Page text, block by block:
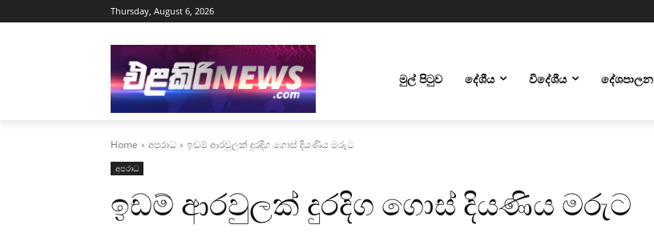
Thursday, August 6, 2026
මුල් පිටුව දේශීය විදේශීය දේශපාලන
Home අපරාධ ඉඩම් ආරවුලක් දුරදිග ගොස් දියණිය මරුට
අපරාධ
ඉඩම් ආරවුලක් දුරදිග ගොස් දියණිය මරුට